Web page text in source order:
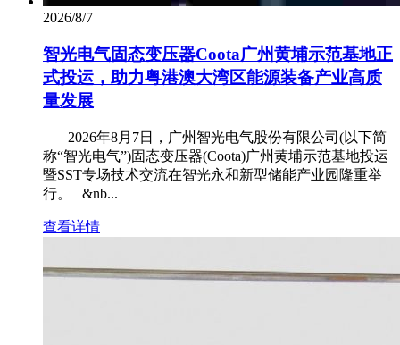
2026/8/7
智光电气固态变压器Coota广州黄埔示范基地正
式投运，助力粤港澳大湾区能源装备产业高质
量发展
2026年8月7日，广州智光电气股份有限公司(以下简
称“智光电气”)固态变压器(Coota)广州黄埔示范基地投运
暨SST专场技术交流在智光永和新型储能产业园隆重举
行。 &nb...
查看详情